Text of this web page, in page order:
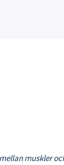
muskler